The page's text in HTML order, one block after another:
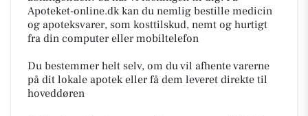
Apoteket-online.dk kan du nemlig bestille medicin
og apoteksvarer, som kosttilskud, nemt og hurtigt
fra din computer eller mobiltelefon
Du bestemmer helt selv, om du vil afhente varerne
på dit lokale apotek eller få dem leveret direkte til
hoveddøren